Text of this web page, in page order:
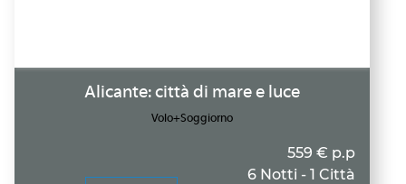
Alicante: città di mare e luce
Volo+Soggiorno
559 € p.p
6 Notti - 1 Città